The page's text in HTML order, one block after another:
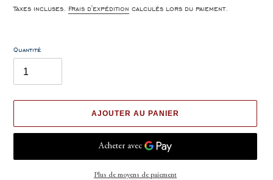
normal
Taxes incluses. Frais d'expédition calculés lors du paiement.
Quantité
AJOUTER AU PANIER
Plus de moyens de paiement